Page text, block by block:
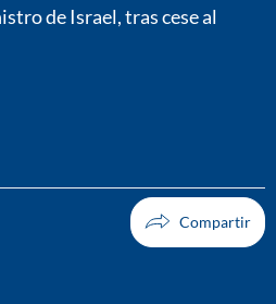
de Israel, tras cese al